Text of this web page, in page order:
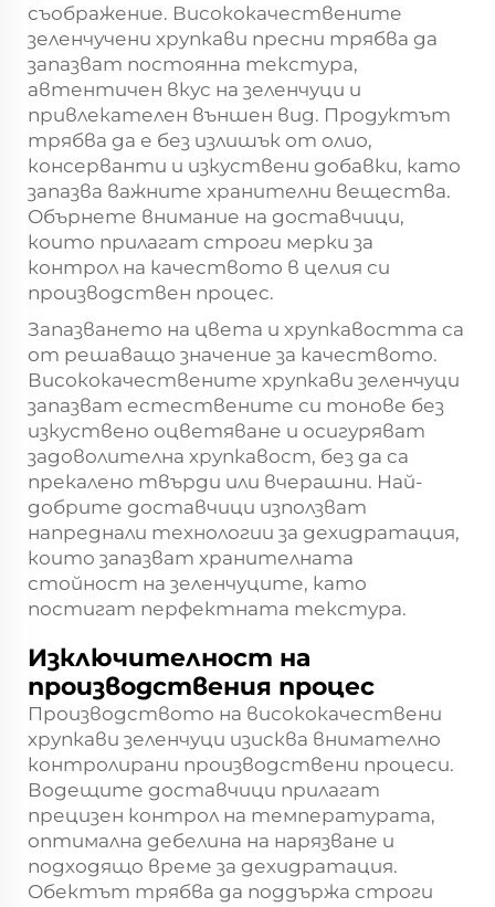
съображение. Висококачествените
зеленчучени хрупкави пресни трябва да
запазват постоянна текстура,
автентичен вкус на зеленчуци и
привлекателен външен вид. Продуктът
трябва да е без излишък от олио,
консерванти и изкуствени добавки, като
запазва важните хранителни вещества.
Обърнете внимание на доставчици,
които прилагат строги мерки за
контрол на качеството в целия си
производствен процес.
Запазването на цвета и хрупкавостта са
от решаващо значение за качеството.
Висококачествените хрупкави зеленчуци
запазват естествените си тонове без
изкуствено оцветяване и осигуряват
задоволителна хрупкавост, без да са
прекалено твърди или вчерашни. Най-
добрите доставчици използват
напреднали технологии за дехидратация,
които запазват хранителната
стойност на зеленчуците, като
постигат перфектната текстура.
Изключителност на
производствения процес
Производството на висококачествени
хрупкави зеленчуци изисква внимателно
контролирани производствени процеси.
Водещите доставчици прилагат
прецизен контрол на температурата,
оптимална дебелина на нарязване и
подходящо време за дехидратация.
Обектът трябва да поддържа строги